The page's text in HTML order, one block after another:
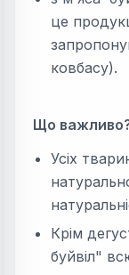
це
ковбасу).
Що
Усіх
Крім
буйвіл"